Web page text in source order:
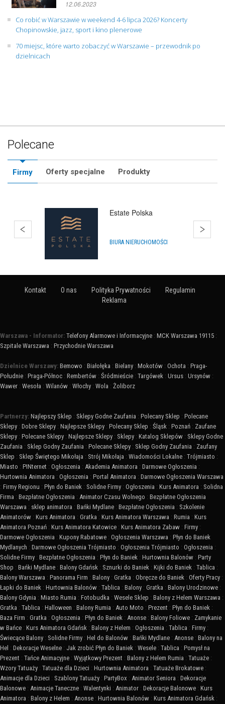
12.06.2023
Co robić w Warszawie w weekend 4-6 lipca 2026? Koncerty
Chopinowskie, jazz, sport i kino plenerowe
70 miejsc, które warto zobaczyć w Warszawie – przewodnik po
dzielnicach
Polecane
Firmy Oferty specjalne Produkty
Estate Polska
BIURA NIERUCHOMOŚCI
Kontakt O nas Polityka Prywatności
Regulamin
Reklama
Warszawa - Informator: Telefony Alarmowe i Informacyjne : MCK Warszawa 19115 :
Szpitale Warszawa : Przychodnie Warszawa
Dzielnice Warszawy: Bemowo : Białołęka : Bielany : Mokotów : Ochota : Praga-
Południe : Praga-Północ : Rembertów : Śródmieście : Targówek : Ursus : Ursynów :
Wawer : Wesoła : Wilanów : Włochy : Wola : Żoliborz
Partnerzy: Najlepszy Sklep : Sklepy Godne Zaufania : Polecany Sklep : Polecane
Sklepy : Dobre Sklepy : Najlepsze Sklepy : Polecany Sklep : Śląsk : Poznań : Zaufane
Sklepy : Polecane Sklepy : Najlepsze Sklepy : Sklepy : Katalog Sklepów : Sklepy Godne
Zaufania : Sklep Godny Zaufania : Polecane Sklepy : Sklep Godny Zaufania : Zaufany
Sklep : Sklep Świętego Mikołaja : Strój Mikołaja : Wiadomości Lokalne : Trójmiasto :
Miasto : PINternet : Ogłoszenia : Akademia Animatora : Darmowe Ogłoszenia :
Hurtownia Animatora : Ogłoszenia : Portal Animatora : Darmowe Ogłoszenia Warszawa
: Firmy Regionu : Płyn do Baniek : Solidne Firmy : Ogłoszenia : Kurs Animatora : Solidna
Firma : Bezpłatne Ogłoszenia : Animator Czasu Wolnego : Bezpłatne Ogłoszenia
Warszawa : sklep animatora : Bańki Mydlane : Bezpłatne Ogłoszenia : Szkolenie
Animatorów : Kurs Animatora : Gratka : Kurs Animatora Warszawa : Rumia : Kurs
Animatora Poznań : Kurs Animatora Katowice : Kurs Animatora Zabaw : Firmy :
Darmowe Ogłoszenia : Kupony Rabatowe : Ogłoszenia Warszawa : Płyn do Baniek
Mydlanych : Darmowe Ogłoszenia Trójmiasto : Ogłoszenia Trójmiasto : Ogłoszenia :
Solidne Firmy : Bezpłatne Ogłoszenia : Płyn do Baniek : Hurtownia Balonów : Party
Shop : Bańki Mydlane : Balony Gdańsk : Sznurki do Baniek : Kijki do Baniek : Tablica :
Balony Warszawa : Panorama Firm : Balony : Gratka : Obręcze do Baniek : Oferty Pracy :
Łapki do Baniek : Hurtownia Balonów : Tablica : Balony : Gratka : Balony Urodzinowe :
Balony Gdynia : Miasto Rumia : Fotobudka : Wesele Sklep : Balony z Helem Warszawa :
Gratka : Tablica : Halloween : Balony Rumia : Auto Moto : Prezent : Płyn do Baniek :
Baza Firm : Gratka : Ogłoszenia : Płyn do Baniek : Anonse : Balony Foliowe : Zamykanie
w Bańce : Kurs Animatora Gdańsk : Balony z Helem : Ogłoszenia : Tablica : Firmy :
Świecące Balony : Solidne Firmy : Hel do Balonów : Bańki Mydlane : Anonse : Balony na
Hel : Dekoracje Weselne : Jak zrobić Płyn do Baniek : Wesele : Tablica : Pomysł na
Prezent : Tańce Animacyjne : Wyjątkowy Prezent : Balony z Helem Rumia : Tatuaże :
Wzory Tatuaży : Tatuaże dla Dzieci : Hurtownia Animatora : Tatuaże Brokatowe :
Animacje dla Dzieci : Szablony Tatuaży : PartyBox : Animator Seniora : Dekoracje
Balonowe : Animacje Taneczne : Walentynki : Animator : Dekoracje Balonowe : Kurs
Animatora : Balony z Helem : Anonse : Hurtownia Balonów : Kurs Animatora Gdańsk :